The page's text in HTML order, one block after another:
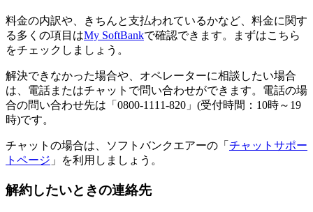
料金の内訳や、きちんと支払われているかなど、料金に関す
る多くの項目はMy SoftBankで確認できます。まずはこちら
をチェックしましょう。
解決できなかった場合や、オペレーターに相談したい場合
は、電話またはチャットで問い合わせができます。電話の場
合の問い合わせ先は「0800-1111-820」(受付時間：10時～19
時)です。
チャットの場合は、ソフトバンクエアーの「 チャットサポー
トページ 」を利用しましょう。
解約したいときの連絡先